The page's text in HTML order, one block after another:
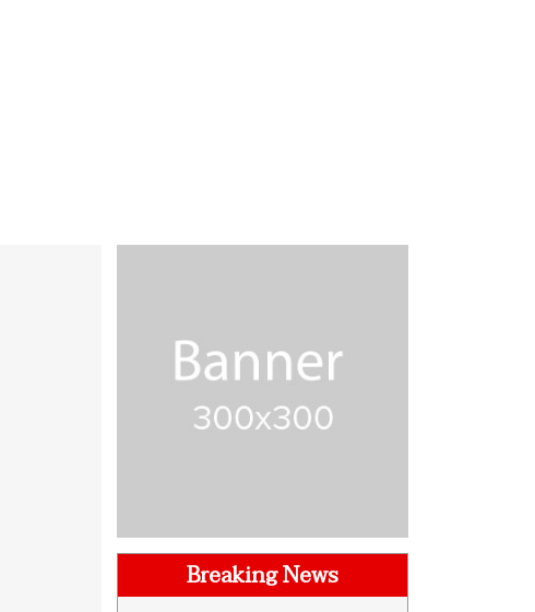
Breaking News